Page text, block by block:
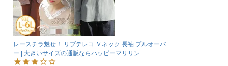
レースチラ魅せ！ リブテレコ Ｖネック 長袖 プルオーバ
ー | 大きいサイズの通販ならハッピーマリリン